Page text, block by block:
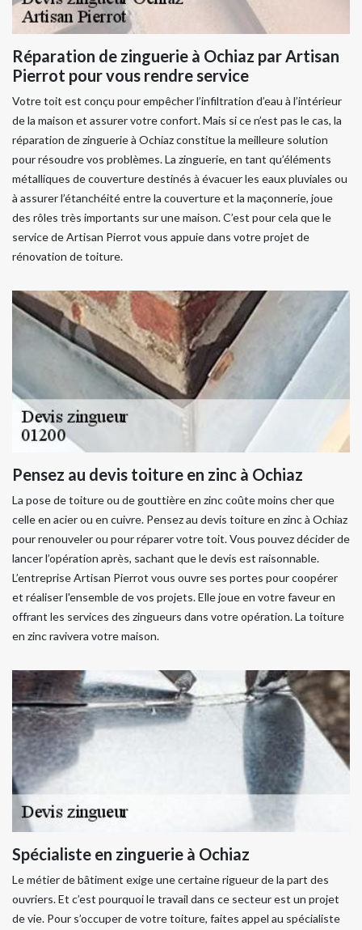
Réparation de zinguerie à Ochiaz par Artisan
Pierrot pour vous rendre service
Votre toit est conçu pour empêcher l’infiltration d’eau à l’intérieur
de la maison et assurer votre confort. Mais si ce n’est pas le cas, la
réparation de zinguerie à Ochiaz constitue la meilleure solution
pour résoudre vos problèmes. La zinguerie, en tant qu’éléments
métalliques de couverture destinés à évacuer les eaux pluviales ou
à assurer l’étanchéité entre la couverture et la maçonnerie, joue
des rôles très importants sur une maison. C’est pour cela que le
service de Artisan Pierrot vous appuie dans votre projet de
rénovation de toiture.
Pensez au devis toiture en zinc à Ochiaz
La pose de toiture ou de gouttière en zinc coûte moins cher que
celle en acier ou en cuivre. Pensez au devis toiture en zinc à Ochiaz
pour renouveler ou pour réparer votre toit. Vous pouvez décider de
lancer l’opération après, sachant que le devis est raisonnable.
L’entreprise Artisan Pierrot vous ouvre ses portes pour coopérer
et réaliser l'ensemble de vos projets. Elle joue en votre faveur en
offrant les services des zingueurs dans votre opération. La toiture
en zinc ravivera votre maison.
Spécialiste en zinguerie à Ochiaz
Le métier de bâtiment exige une certaine rigueur de la part des
ouvriers. Et c’est pourquoi le travail dans ce secteur est un projet
de vie. Pour s’occuper de votre toiture, faites appel au spécialiste